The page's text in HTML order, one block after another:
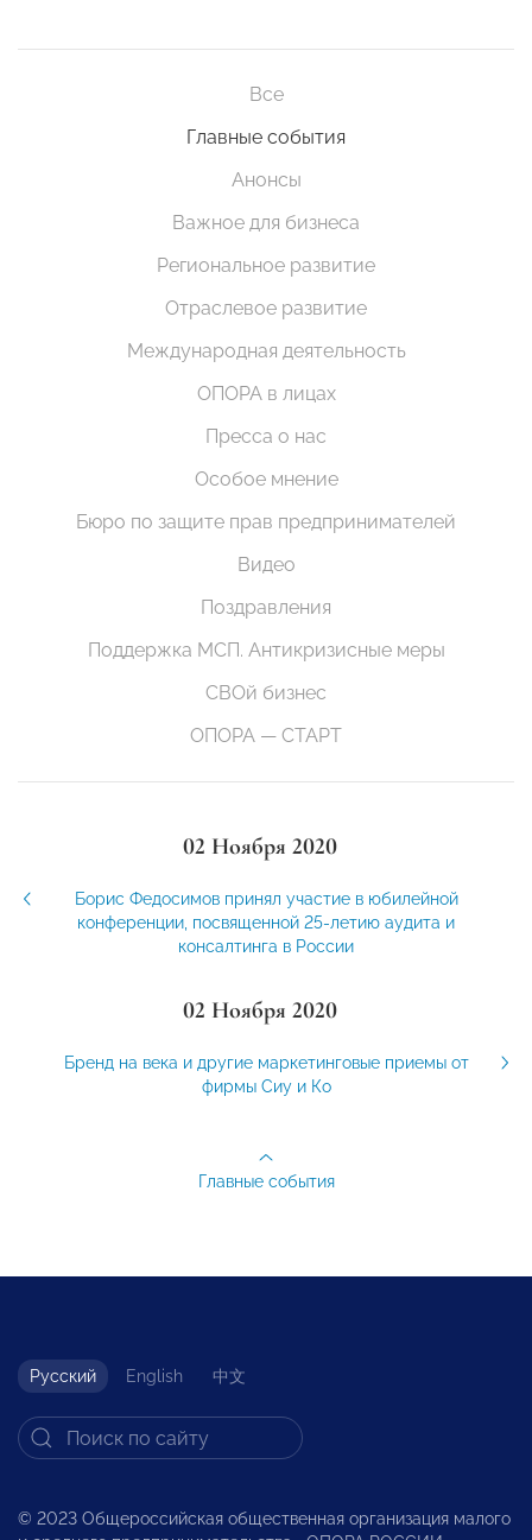
Все
Главные события
Анонсы
Важное для бизнеса
Региональное развитие
Отраслевое развитие
Международная деятельность
ОПОРА в лицах
Пресса о нас
Особое мнение
Бюро по защите прав предпринимателей
Видео
Поздравления
Поддержка МСП. Антикризисные меры
СВОй бизнес
ОПОРА — СТАРТ
02 Ноября 2020
Борис Федосимов принял участие в юбилейной
конференции, посвященной 25-летию аудита и
консалтинга в России
02 Ноября 2020
Бренд на века и другие маркетинговые приемы от
фирмы Сиу и Ко
Главные события
Русский English 中文
© 2023 Общероссийская общественная организация малого